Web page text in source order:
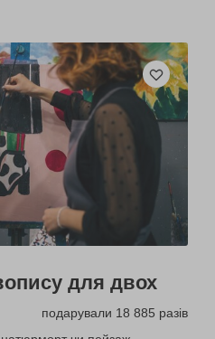
для двох
подарували 18 885 разів